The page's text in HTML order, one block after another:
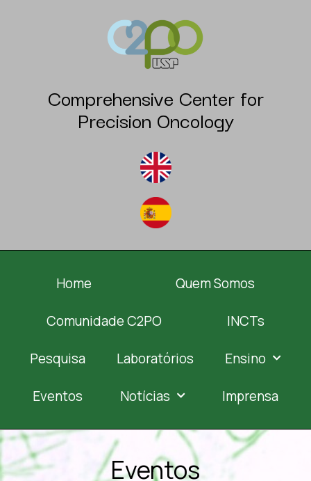
Comprehensive Center for
Precision Oncology
Home Quem Somos
Comunidade C2PO INCTs
Pesquisa Laboratórios Ensino
Eventos Notícias Imprensa
Eventos